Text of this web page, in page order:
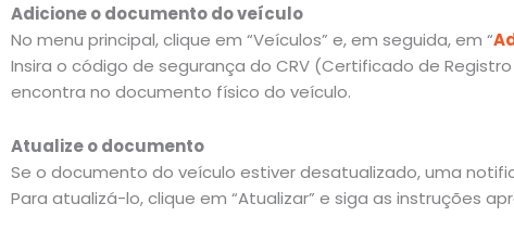
Adicione o documento do veículo
No menu principal, clique em “Veículos” e, em seguida, em “
Insira o código de segurança do CRV (Certificado de
encontra no documento físico do veículo.
Atualize o documento
Se o documento do veículo estiver desatualizado, uma
Para atualizá-lo, clique em “Atualizar” e siga as instruções